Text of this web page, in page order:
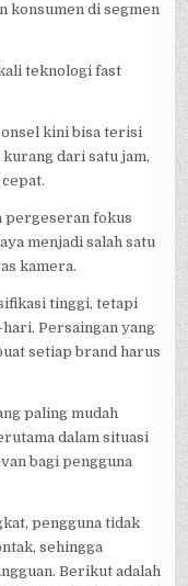
konsumen di segmen
teknologi fast
kini bisa terisi
dari satu jam,
pergeseran fokus
menjadi salah satu
kamera.
tinggi, tetapi
Persaingan yang
setiap brand harus
paling mudah
dalam situasi
bagi pengguna
pengguna tidak
sehingga
Berikut adalah